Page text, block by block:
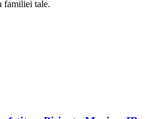
familiei tale.